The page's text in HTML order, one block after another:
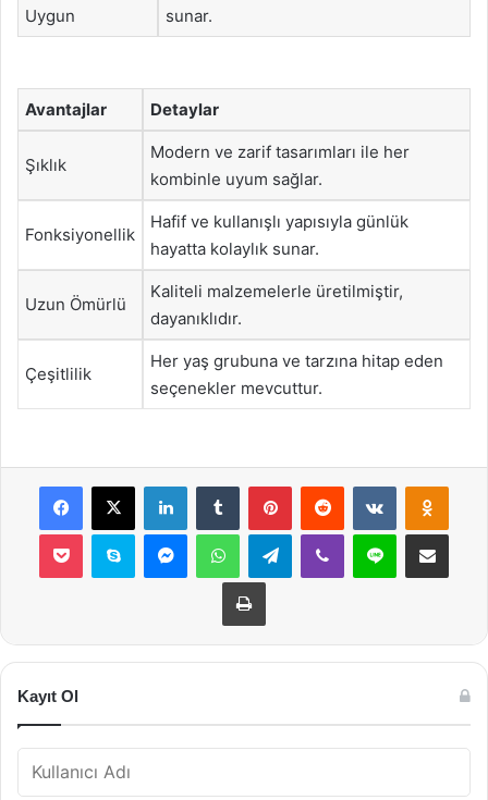
Uygun
sunar.
Avantajlar Detaylar
Şıklık
Modern ve zarif tasarımları ile her
kombinle uyum sağlar.
Fonksiyonellik
Hafif ve kullanışlı yapısıyla günlük
hayatta kolaylık sunar.
Uzun Ömürlü
Kaliteli malzemelerle üretilmiştir,
dayanıklıdır.
Çeşitlilik
Her yaş grubuna ve tarzına hitap eden
seçenekler mevcuttur.
Facebook
X LinkedInTumblr PinterestReddit VKontakte
Pocket Skype MessengerWhatsAppTelegramViber Line E-Posta ile
Yazdır
Kayıt Ol